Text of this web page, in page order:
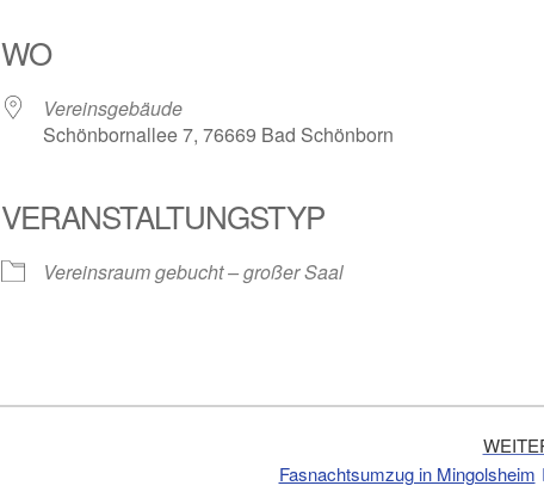
WO
Vereinsgebäude
Schönbornallee 7, 76669 Bad Schönborn
VERANSTALTUNGSTYP
Vereinsraum gebucht – großer Saal
Fasnachtsumzug in Mingolsheim